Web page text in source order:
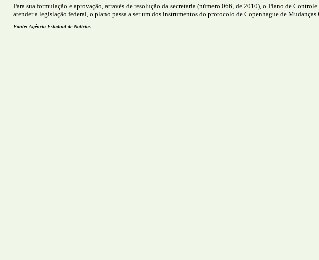
Para sua formulação e aprovação, através de resolução da secretaria (número 066, de 2010), o Plano de
atender a legislação federal, o plano passa a ser um dos instrumentos do protocolo de Copenhague de
Fonte: Agência Estadual de Noticias